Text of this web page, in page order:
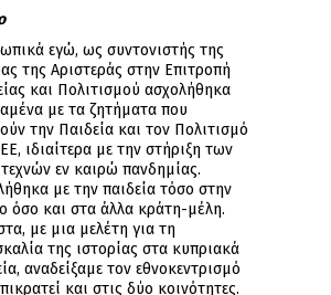
εγώ, ως συντονιστής της
της Αριστεράς στην Επιτροπή
και Πολιτισμού ασχολήθηκα
με τα ζητήματα που
την Παιδεία και τον Πολιτισμό
ιδιαίτερα με την στήριξη των
εν καιρώ πανδημίας.
με την παιδεία τόσο στην
όσο και στα άλλα κράτη-μέλη.
με μια μελέτη για τη
της ιστορίας στα κυπριακά
αναδείξαμε τον εθνοκεντρισμό
και στις δύο κοινότητες.